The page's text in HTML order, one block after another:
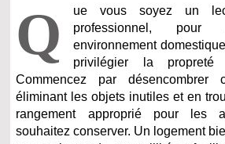
Q
ue vous soyez un
professionnel, pour
environnement
privilégier la propreté
Commencez par désencombrer
éliminant les objets inutiles et en
rangement approprié pour les
souhaitez conserver. Un logement